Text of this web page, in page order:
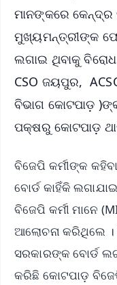
ମାନଙ୍କରେ
ମୁଖ୍ୟମନ୍ତ୍ରୀଙ୍କ
ଲଗାଇ ଥିବାକୁ
CSO ଜୟପୁର,
ବିଭାଗ କୋଟପାଡ଼
ପକ୍ଷରୁ କୋଟପାଡ଼
ବିଜେପି କର୍ମୀଙ୍କ
ବୋର୍ଡ କାହିଁକି
ବିଜେପି କର୍ମୀ ମାନେ
ଆଲୋଚନା କରିଥିଲେ ।
ସରକାରଙ୍କ ବୋର୍ଡ
କରିଛି କୋଟପାଡ଼